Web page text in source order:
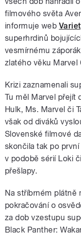
filmového světa
informuje web
superhrdinů
vesmírnému
zlatého věku Marvel
Krizi zaznamenali
Tu měl Marvel přejít
Hulk, Ms. Marvel či
však od diváků
Slovenské filmové
skončila tak po
v podobě sérií Loki
přešlapy.
Na stříbrném plátně
pokračování o
za dob vzestupu
Black Panther: